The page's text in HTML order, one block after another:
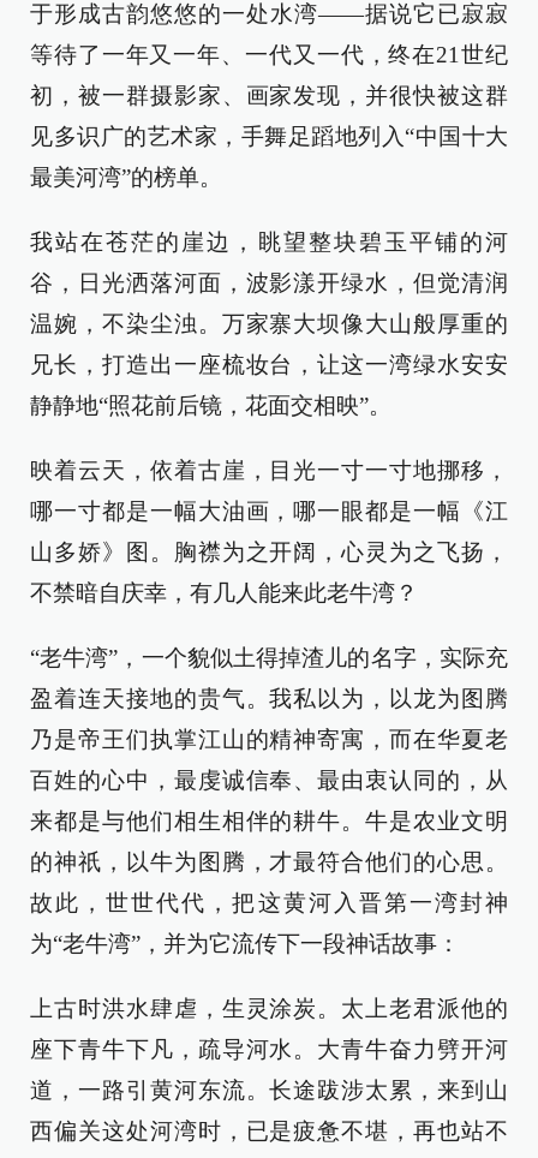
于形成古韵悠悠的一处水湾——据说它已寂寂
等待了一年又一年、一代又一代，终在21世纪
初，被一群摄影家、画家发现，并很快被这群
见多识广的艺术家，手舞足蹈地列入“中国十大
最美河湾”的榜单。
我站在苍茫的崖边，眺望整块碧玉平铺的河
谷，日光洒落河面，波影漾开绿水，但觉清润
温婉，不染尘浊。万家寨大坝像大山般厚重的
兄长，打造出一座梳妆台，让这一湾绿水安安
静静地“照花前后镜，花面交相映”。
映着云天，依着古崖，目光一寸一寸地挪移，
哪一寸都是一幅大油画，哪一眼都是一幅《江
山多娇》图。胸襟为之开阔，心灵为之飞扬，
不禁暗自庆幸，有几人能来此老牛湾？
“老牛湾”，一个貌似土得掉渣儿的名字，实际充
盈着连天接地的贵气。我私以为，以龙为图腾
乃是帝王们执掌江山的精神寄寓，而在华夏老
百姓的心中，最虔诚信奉、最由衷认同的，从
来都是与他们相生相伴的耕牛。牛是农业文明
的神祇，以牛为图腾，才最符合他们的心思。
故此，世世代代，把这黄河入晋第一湾封神
为“老牛湾”，并为它流传下一段神话故事：
上古时洪水肆虐，生灵涂炭。太上老君派他的
座下青牛下凡，疏导河水。大青牛奋力劈开河
道，一路引黄河东流。长途跋涉太累，来到山
西偏关这处河湾时，已是疲惫不堪，再也站不